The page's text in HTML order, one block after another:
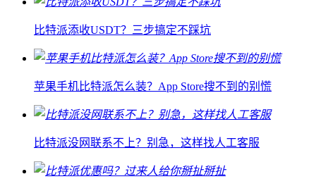
比特派添收USDT？三步搞定不踩坑
苹果手机比特派怎么装？App Store搜不到的别慌
比特派没网联系不上？别急，这样找人工客服